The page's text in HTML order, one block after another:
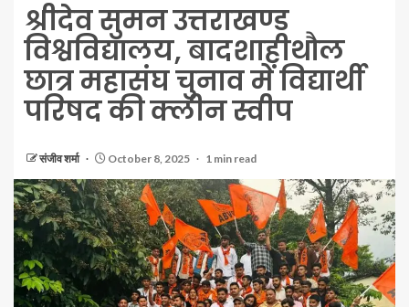
श्रीदेव सुमन उत्तराखण्ड
विश्वविद्यालय, बादशाहीथौल
छात्र महासंघ चुनाव में विद्यार्थी
परिषद की क्लीन स्वीप
संजीव शर्मा October 8, 2025 1 min read